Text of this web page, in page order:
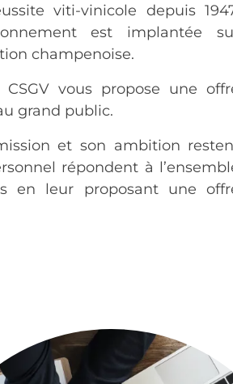
viti-vinicole depuis
est implantée
champenoise.
vous propose une
grand public.
et son ambition
répondent à
en leur proposant une